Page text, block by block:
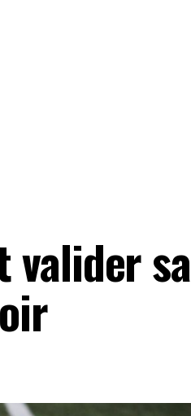
valider sa